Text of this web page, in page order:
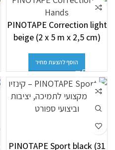
PINOTAPE Correction light
beige (2 x 5 m x 2,5 cm)
הוסף להצעת מחיר
PINOTAPE Sport black (31